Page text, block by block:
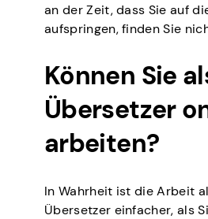
an der Zeit, dass Sie auf
aufspringen, finden Sie
Können Sie
Übersetzer
arbeiten?
In Wahrheit ist die Arbeit
Übersetzer einfacher, als